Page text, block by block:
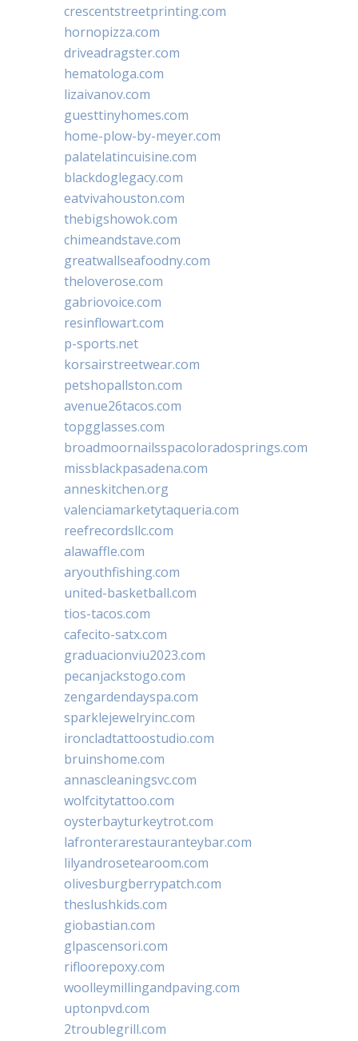
crescentstreetprinting.com
hornopizza.com
driveadragster.com
hematologa.com
lizaivanov.com
guesttinyhomes.com
home-plow-by-meyer.com
palatelatincuisine.com
blackdoglegacy.com
eatvivahouston.com
thebigshowok.com
chimeandstave.com
greatwallseafoodny.com
theloverose.com
gabriovoice.com
resinflowart.com
p-sports.net
korsairstreetwear.com
petshopallston.com
avenue26tacos.com
topgglasses.com
broadmoornailsspacoloradosprings.com
missblackpasadena.com
anneskitchen.org
valenciamarketytaqueria.com
reefrecordsllc.com
alawaffle.com
aryouthfishing.com
united-basketball.com
tios-tacos.com
cafecito-satx.com
graduacionviu2023.com
pecanjackstogo.com
zengardendayspa.com
sparklejewelryinc.com
ironcladtattoostudio.com
bruinshome.com
annascleaningsvc.com
wolfcitytattoo.com
oysterbayturkeytrot.com
lafronterarestauranteybar.com
lilyandrosetearoom.com
olivesburgberrypatch.com
theslushkids.com
giobastian.com
glpascensori.com
rifloorepoxy.com
woolleymillingandpaving.com
uptonpvd.com
2troublegrill.com